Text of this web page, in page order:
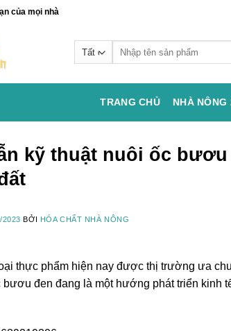
của mọi nhà
TRANG CHỦ NHÀ NÔNG
kỹ thuật nuôi ốc
2023 BỞI HÓA CHẤT NHÀ NÔNG
thực phẩm hiện nay được thị trường ưa
đen đang là một hướng phát triển kinh